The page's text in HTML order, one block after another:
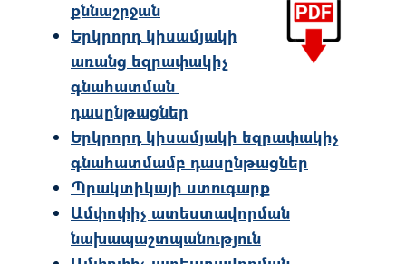
քննաշրջան
Երկրորդ կիսամյակի
առանց եզրափակիչ
գնահատման
դասընթացներ
Երկրորդ կիսամյակի եզրափակիչ
գնահատմամբ դասընթացներ
Պրակտիկայի ստուգարք
Ամփոփիչ ատեստավորման
նախապաշտպանություն